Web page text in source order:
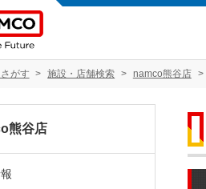
がす 施設・店舗検索 namco熊谷店
熊谷店